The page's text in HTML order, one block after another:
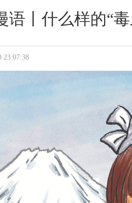
语丨什么样的“
23:07:38